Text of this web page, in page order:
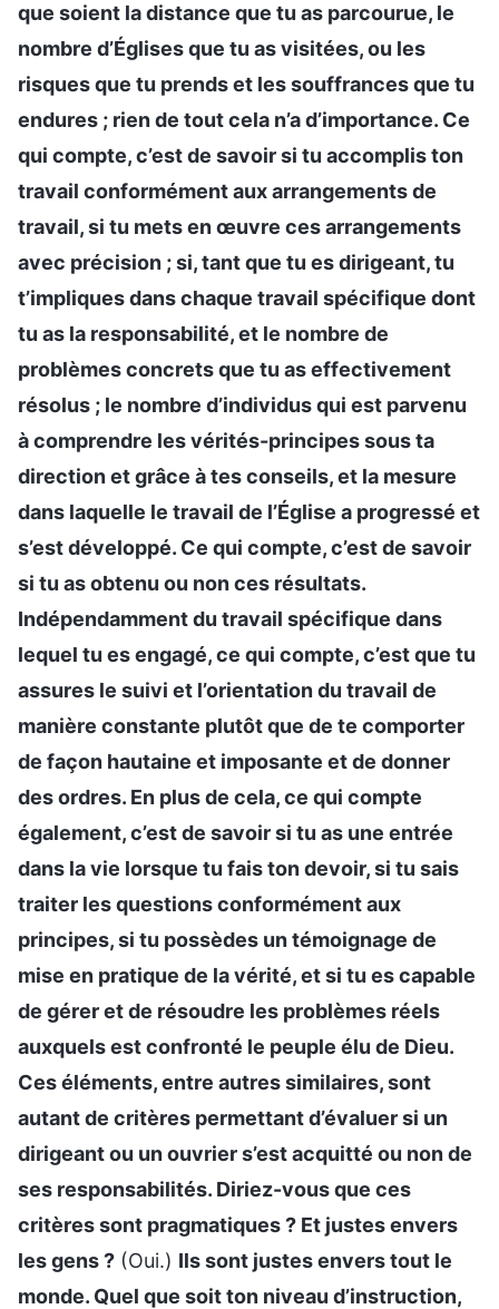
que soient la distance que tu as parcourue, le
nombre d’Églises que tu as visitées, ou les
risques que tu prends et les souffrances que tu
endures ; rien de tout cela n’a d’importance. Ce
qui compte, c’est de savoir si tu accomplis ton
travail conformément aux arrangements de
travail, si tu mets en œuvre ces arrangements
avec précision ; si, tant que tu es dirigeant, tu
t’impliques dans chaque travail spécifique dont
tu as la responsabilité, et le nombre de
problèmes concrets que tu as effectivement
résolus ; le nombre d’individus qui est parvenu
à comprendre les vérités-principes sous ta
direction et grâce à tes conseils, et la mesure
dans laquelle le travail de l’Église a progressé et
s’est développé. Ce qui compte, c’est de savoir
si tu as obtenu ou non ces résultats.
Indépendamment du travail spécifique dans
lequel tu es engagé, ce qui compte, c’est que tu
assures le suivi et l’orientation du travail de
manière constante plutôt que de te comporter
de façon hautaine et imposante et de donner
des ordres. En plus de cela, ce qui compte
également, c’est de savoir si tu as une entrée
dans la vie lorsque tu fais ton devoir, si tu sais
traiter les questions conformément aux
principes, si tu possèdes un témoignage de
mise en pratique de la vérité, et si tu es capable
de gérer et de résoudre les problèmes réels
auxquels est confronté le peuple élu de Dieu.
Ces éléments, entre autres similaires, sont
autant de critères permettant d’évaluer si un
dirigeant ou un ouvrier s’est acquitté ou non de
ses responsabilités. Diriez-vous que ces
critères sont pragmatiques ? Et justes envers
les gens ? (Oui.) Ils sont justes envers tout le
monde. Quel que soit ton niveau d’instruction,